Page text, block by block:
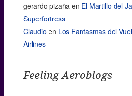
gerardo pizaña en El Martillo del
Superfortress
Claudio en Los Fantasmas del
Airlines
Feeling Aeroblogs